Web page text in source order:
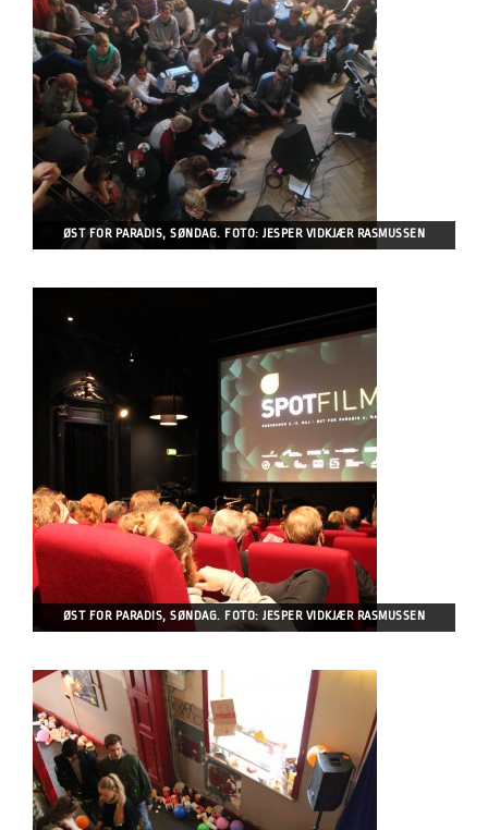
ØST FOR PARADIS, SØNDAG. FOTO: JESPER VIDKJÆR RASMUSSEN
ØST FOR PARADIS, SØNDAG. FOTO: JESPER VIDKJÆR RASMUSSEN